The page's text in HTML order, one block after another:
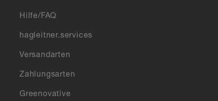
Hilfe/FAQ
hagleitner.services
Versandarten
Zahlungsarten
Greenovative